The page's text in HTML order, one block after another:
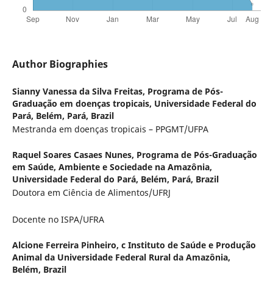
Author Biographies
Sianny Vanessa da Silva Freitas, Programa de Pós-
Graduação em doenças tropicais, Universidade Federal do
Pará, Belém, Pará, Brazil
Mestranda em doenças tropicais – PPGMT/UFPA
Raquel Soares Casaes Nunes, Programa de Pós-Graduação
em Saúde, Ambiente e Sociedade na Amazônia,
Universidade Federal do Pará, Belém, Pará, Brazil
Doutora em Ciência de Alimentos/UFRJ
Docente no ISPA/UFRA
Alcione Ferreira Pinheiro, c Instituto de Saúde e Produção
Animal da Universidade Federal Rural da Amazônia,
Belém, Brazil